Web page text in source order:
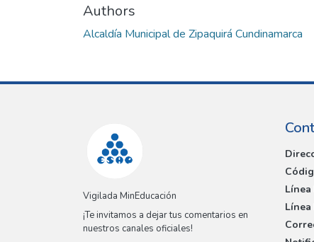
Authors
Alcaldía Municipal de Zipaquirá Cundinamarca
Vigilada MinEducación
¡Te invitamos a dejar tus comentarios en
nuestros canales oficiales!